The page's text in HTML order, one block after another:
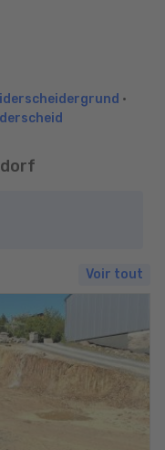
•
Voir tout